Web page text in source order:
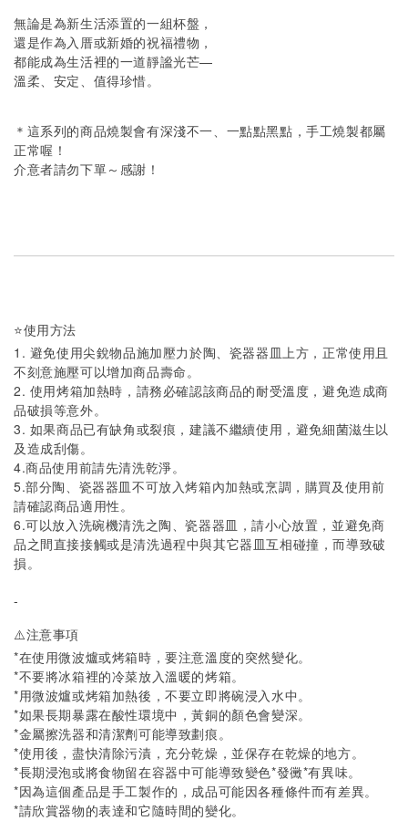
無論是為新生活添置的一組杯盤，
還是作為入厝或新婚的祝福禮物，
都能成為生活裡的一道靜謐光芒—
溫柔、安定、值得珍惜。
＊這系列的商品燒製會有深淺不一、一點點黑點，手工燒製都屬
正常喔！
介意者請勿下單～感謝！
⭐️使用方法
1. 避免使用尖銳物品施加壓力於陶、瓷器器皿上方，正常使用且
不刻意施壓可以增加商品壽命。
2. 使用烤箱加熱時，請務必確認該商品的耐受溫度，避免造成商
品破損等意外。
3. 如果商品已有缺角或裂痕，建議不繼續使用，避免細菌滋生以
及造成刮傷。
4.商品使用前請先清洗乾淨。
5.部分陶、瓷器器皿不可放入烤箱內加熱或烹調，購買及使用前
請確認商品適用性。
6.可以放入洗碗機清洗之陶、瓷器器皿，請小心放置，並避免商
品之間直接接觸或是清洗過程中與其它器皿互相碰撞，而導致破
損。
-
⚠️注意事項
*在使用微波爐或烤箱時，要注意溫度的突然變化。
*不要將冰箱裡的冷菜放入溫暖的烤箱。
*用微波爐或烤箱加熱後，不要立即將碗浸入水中。
*如果長期暴露在酸性環境中，黃銅的顏色會變深。
*金屬擦洗器和清潔劑可能導致劃痕。
*使用後，盡快清除污漬，充分乾燥，並保存在乾燥的地方。
*長期浸泡或將食物留在容器中可能導致變色*發黴*有異味。
*因為這個產品是手工製作的，成品可能因各種條件而有差異。
*請欣賞器物的表達和它隨時間的變化。